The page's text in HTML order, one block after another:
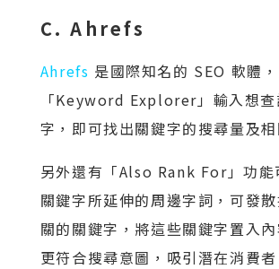
C. Ahrefs
Ahrefs 是國際知名的 SEO 軟體
「Keyword Explorer」輸入想查
字，即可找出關鍵字的搜尋量及相
另外還有「Also Rank For」功能
關鍵字所延伸的周邊字詞，可發
關的關鍵字，將這些關鍵字置入
更符合搜尋意圖，吸引潛在消費